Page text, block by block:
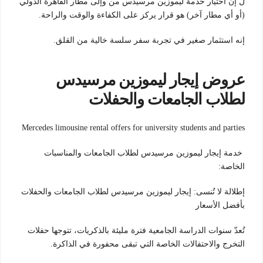
(أو أي مطار آخر) هو قرار يركز على الكفاءة والوقت والراحة.
إنه استثمار صغير في تجربة سفر سلسة خالية من القلق.
عروض إيجار ليموزين مرسيدس
لطلاب الجامعات والحفلات
Mercedes limousine rental offers for university students and parties
خدمة إيجار ليموزين مرسيدس لطلاب الجامعات والمناسبات
الخاصة:
إطلالة لا تُنسى: إيجار ليموزين مرسيدس لطلاب الجامعات والحفلات
بأفضل الأسعار
تُعدّ سنوات الدراسة الجامعية فترة مليئة بالذكريات، تتوجها حفلات
التخرج والاحتفالات الخاصة التي تبقى محفورة في الذاكرة.